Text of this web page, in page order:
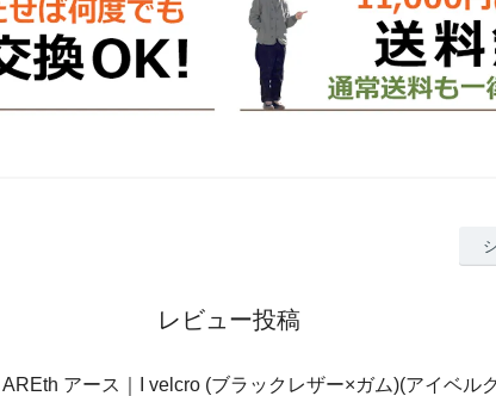
レビュー投稿
AREth アース｜I velcro (ブラックレザー×ガム)(アイベル